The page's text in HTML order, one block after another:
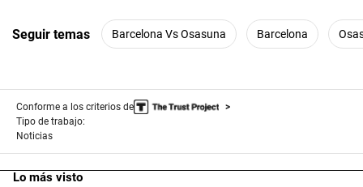
n
u
2
1
s
o
Seguir temas Barcelona Vs Osasuna Barcelona
Conforme a los criterios de
Tipo de trabajo:
Noticias
Lo más visto